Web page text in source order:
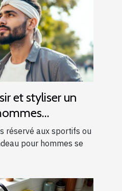
et styliser un
réservé aux sportifs ou
pour hommes se